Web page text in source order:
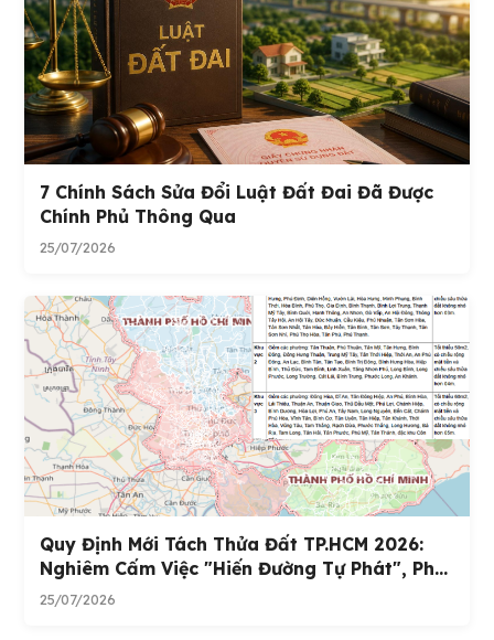
7 Chính Sách Sửa Đổi Luật Đất Đai Đã Được
Chính Phủ Thông Qua
25/07/2026
Quy Định Mới Tách Thửa Đất TP.HCM 2026:
Nghiêm Cấm Việc "hiến Đường Tự Phát", Ph...
25/07/2026